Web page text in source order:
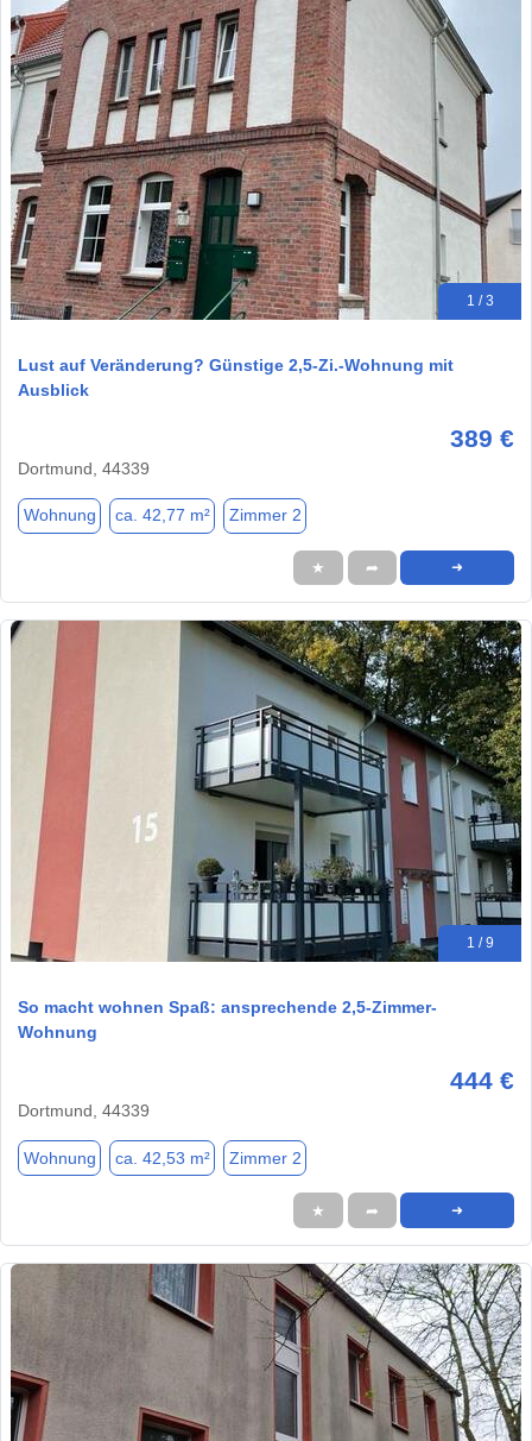
1 / 3
Lust auf Veränderung? Günstige 2,5-Zi.-Wohnung mit
Ausblick
389 €
Dortmund, 44339
Wohnung ca. 42,77 m² Zimmer 2
★ ➦ ➜
1 / 9
So macht wohnen Spaß: ansprechende 2,5-Zimmer-
Wohnung
444 €
Dortmund, 44339
Wohnung ca. 42,53 m² Zimmer 2
★ ➦ ➜